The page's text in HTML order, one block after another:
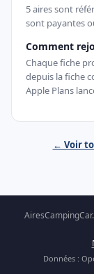
5 aires sont
sont payantes
Comment
Chaque fiche
depuis la fiche
Apple Plans
← Voir
Données :